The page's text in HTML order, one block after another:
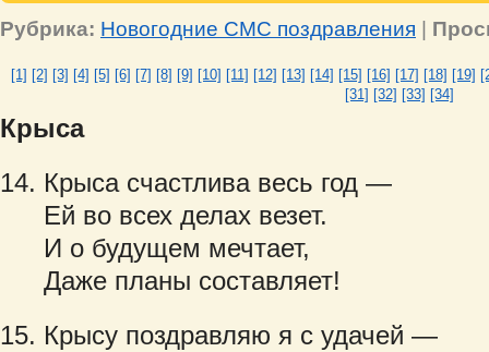
Рубрика: Новогодние СМС поздравления |
[1] [2] [3] [4] [5] [6] [7] [8] [9] [10] [11] [12] [13] [14] [15] [16] [17] [18] [19]
[31] [32] [33] [34]
Крыса
Крыса счастлива весь год —
Ей во всех делах везет.
И о будущем мечтает,
Даже планы составляет!
Крысу поздравляю я с удачей —